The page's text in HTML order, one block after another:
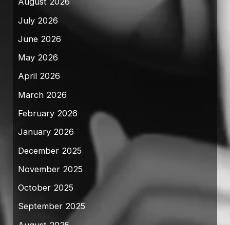
July 2026
June 2026
May 2026
April 2026
March 2026
February 2026
January 2026
December 2025
November 2025
October 2025
September 2025